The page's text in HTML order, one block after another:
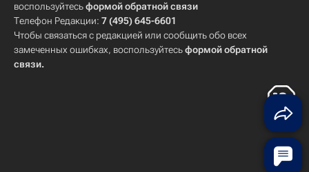
воспользуйтесьформой обратной связи
Телефон Редакции: 7 (495) 645-6601
Чтобы связаться с редакцией или сообщить обо всех
замеченных ошибках, воспользуйтесьформой обратной
связи.